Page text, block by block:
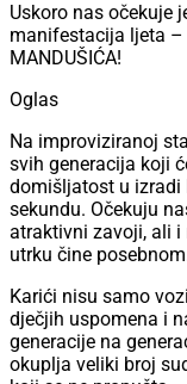
Uskoro nas očekuje
manifestacija ljeta –
MANDUŠIĆA!
Oglas
Na improviziranoj
svih generacija koji
domišljatost u izradi
sekundu. Očekuju
atraktivni zavoji, ali
utrku čine
Karići nisu samo
dječjih uspomena i
generacije na
okuplja veliki broj